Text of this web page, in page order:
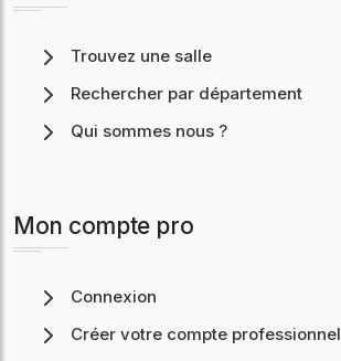
Trouvez une salle
Rechercher par département
Qui sommes nous ?
Mon compte pro
Connexion
Créer votre compte professionnel